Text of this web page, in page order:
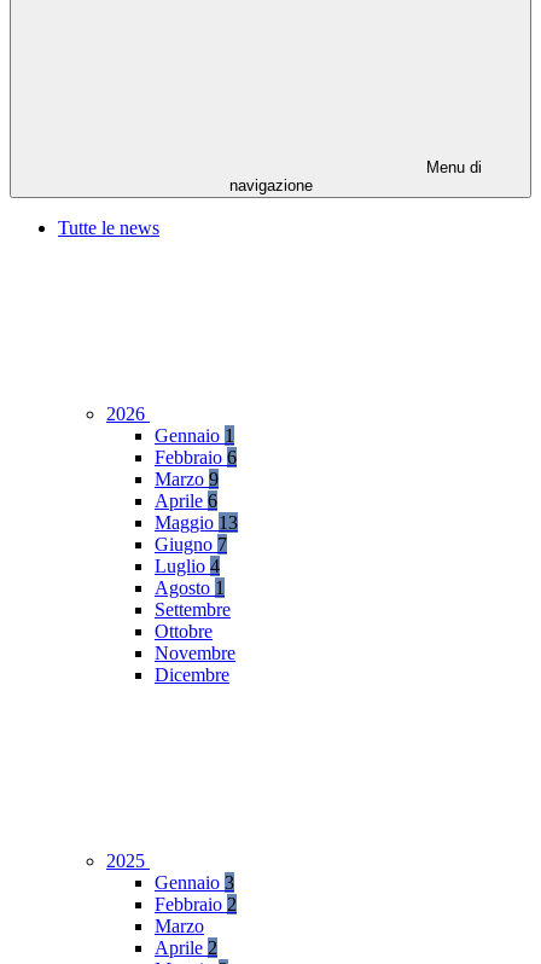
Menu di
navigazione
Tutte le news
2026
Gennaio 1
Febbraio 6
Marzo 9
Aprile 6
Maggio 13
Giugno 7
Luglio 4
Agosto 1
Settembre
Ottobre
Novembre
Dicembre
2025
Gennaio 3
Febbraio 2
Marzo
Aprile 2